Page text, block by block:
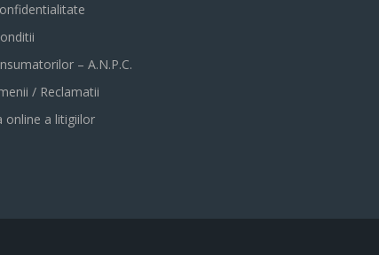
– A.N.P.C.
/ Reclamatii
online a litigiilor